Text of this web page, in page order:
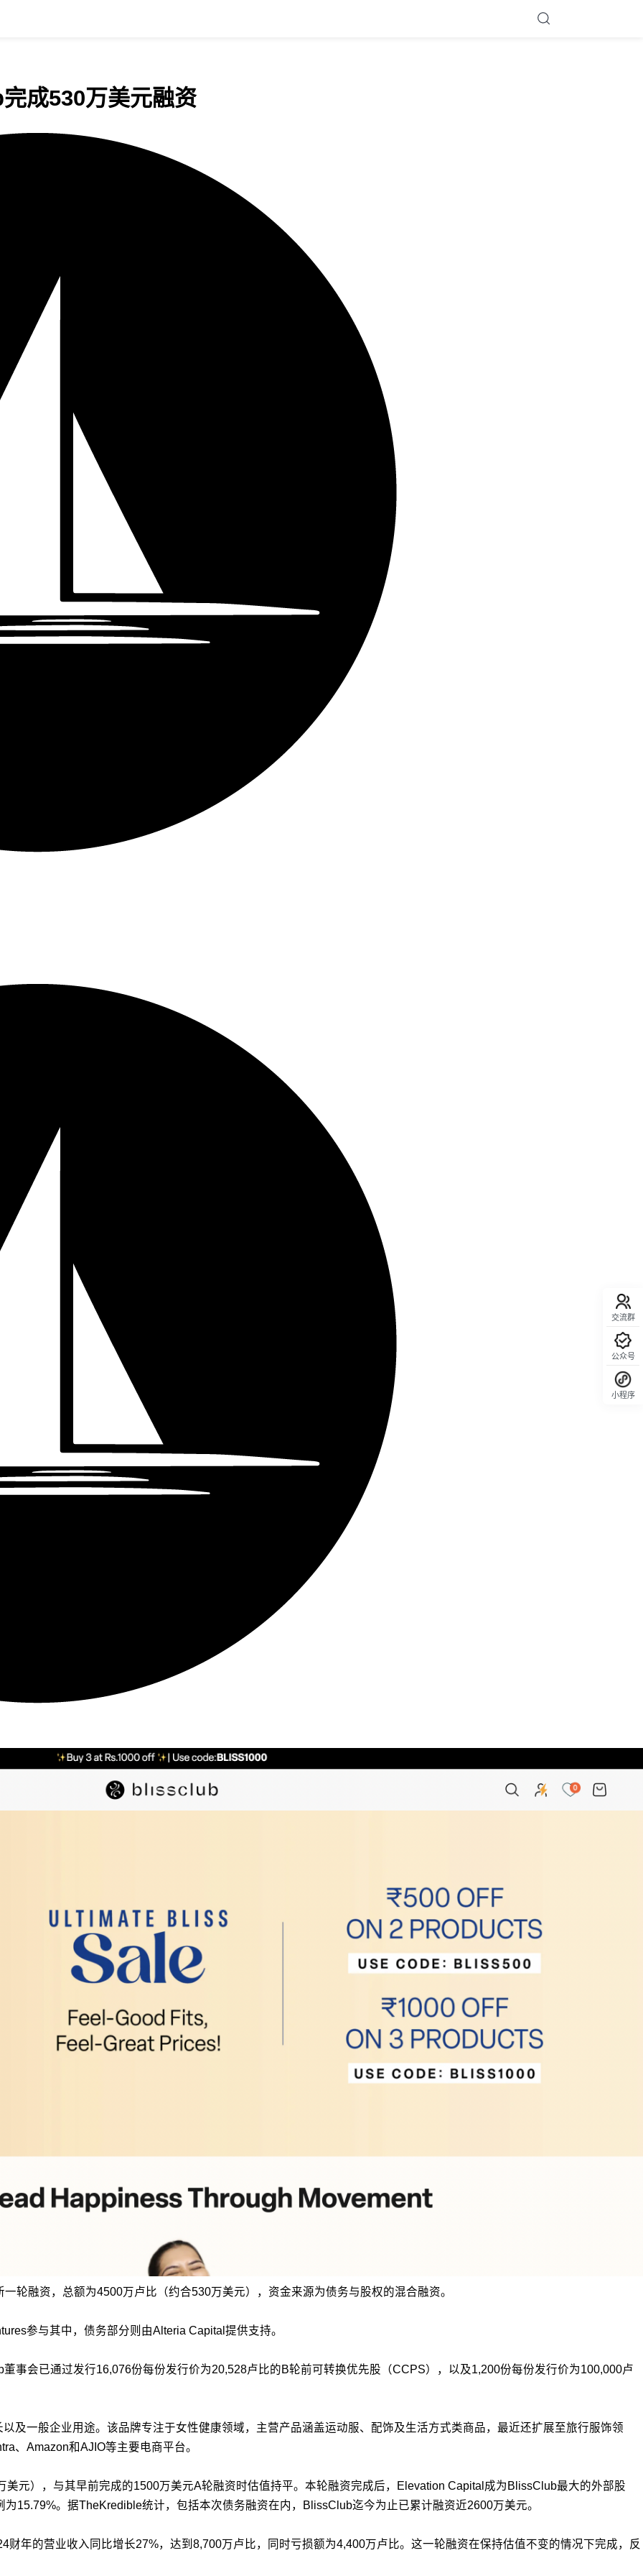
成530万美元融资
轮融资，总额为4500万卢比（约合530万美元），资金来源为债务与股权的混合融资。
参与其中，债务部分则由Alteria Capital提供支持。
事会已通过发行16,076份每份发行价为20,528卢比的B轮前可转换优先股（CCPS），以及1,200份每份发行价为100,000卢
及一般企业用途。该品牌专注于女性健康领域，主营产品涵盖运动服、配饰及生活方式类商品，最近还扩展至旅行服饰领
、Amazon和AJIO等主要电商平台。
元），与其早前完成的1500万美元A轮融资时估值持平。本轮融资完成后，Elevation Capital成为BlissClub最大的外部股
15.79%。据TheKredible统计，包括本次债务融资在内，BlissClub迄今为止已累计融资近2600万美元。
年的营业收入同比增长27%，达到8,700万卢比，同时亏损额为4,400万卢比。这一轮融资在保持估值不变的情况下完成，反
交流群
公众号
小程序